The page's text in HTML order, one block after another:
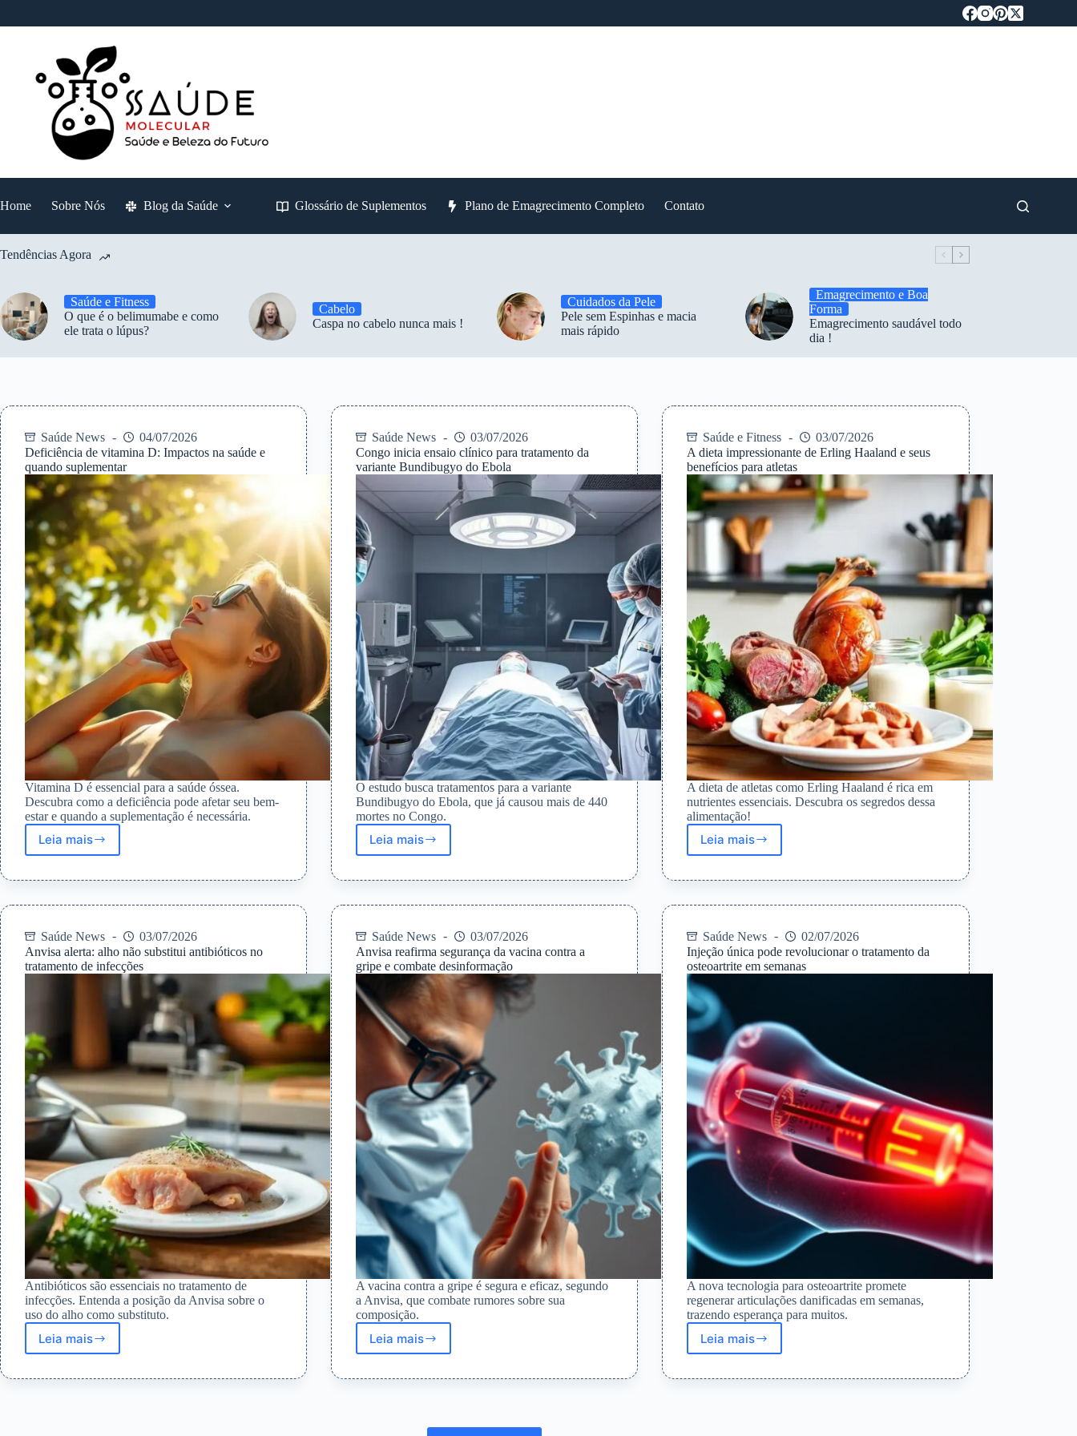
Home Sobre Nós Blog da Saúde Glossário de Suplementos Plano de Emagrecimento Completo Contato
Tendências Agora
Saúde e Fitness
O que é o belimumabe e como
ele trata o lúpus?
Cabelo
Caspa no cabelo nunca mais !
Cuidados da Pele
Pele sem Espinhas e macia
mais rápido
Emagrecimento e Boa
Forma
Emagrecimento saudável todo
dia !
Saúde News
04/07/2026
Deficiência de vitamina D: Impactos na saúde e
quando suplementar
Vitamina D é essencial para a saúde óssea.
Descubra como a deficiência pode afetar seu bem-
estar e quando a suplementação é necessária.
Leia maisDeficiência
de
vitamina
Impactos
saúde
e
quando
suplementar
Saúde News
03/07/2026
Congo inicia ensaio clínico para tratamento da
variante Bundibugyo do Ebola
O estudo busca tratamentos para a variante
Bundibugyo do Ebola, que já causou mais de 440
mortes no Congo.
Leia mais
Congo
inicia
ensaio
para
da
variante
Bundibugyo
do
Ebola
Saúde e Fitness
03/07/2026
A dieta impressionante de Erling Haaland e seus
benefícios para atletas
A dieta de atletas como Erling Haaland é rica em
nutrientes essenciais. Descubra os segredos dessa
alimentação!
Leia mais
A
dieta
impressionante
Erling
e
seus
benefícios
Saúde News
03/07/2026
Anvisa alerta: alho não substitui antibióticos no
tratamento de infecções
Antibióticos são essenciais no tratamento de
infecções. Entenda a posição da Anvisa sobre o
uso do alho como substituto.
Leia mais
Anvisa
alho
Saúde News
03/07/2026
Anvisa reafirma segurança da vacina contra a
gripe e combate desinformação
A vacina contra a gripe é segura e eficaz, segundo
a Anvisa, que combate rumores sobre sua
composição.
Leia mais
Anvisa
segurança
Saúde News
02/07/2026
Injeção única pode revolucionar o tratamento da
osteoartrite em semanas
A nova tecnologia para osteoartrite promete
regenerar articulações danificadas em semanas,
trazendo esperança para muitos.
Leia mais
Injeção
pode